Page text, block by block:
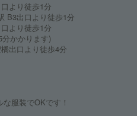
より徒歩1分
B3出口より徒歩1分
より徒歩1分
かかります)
出口より徒歩4分
服装でOKです！